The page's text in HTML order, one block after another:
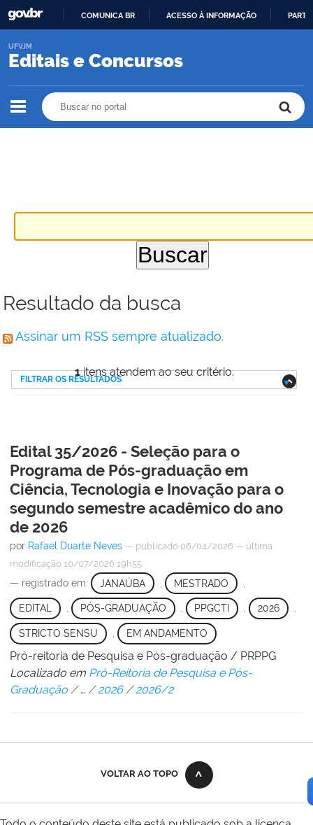
O
COMUNICA BR ACESSO À INFORMAÇÃO
Editais e Concursos
UFVJM
Resultado da busca
Assinar um RSS sempre atualizado.
1itens atendem ao seu critério.
FILTRAR OS RESULTADOS
Edital 35/2026 - Seleção para o
Programa de Pós-graduação em
Ciência, Tecnologia e Inovação para o
segundo semestre acadêmico do ano
de 2026
por Rafael Duarte Neves — publicado 06/04/2026 — última
modificação 10/07/2026 19h55
— registrado em: JANAÚBA MESTRADO
EDITAL , PÓS-GRADUAÇÃO , PPGCTI , 2026 ,
STRICTO SENSU EM ANDAMENTO
Pró-reitoria de Pesquisa e Pós-graduação / PRPPG
Localizado em Pró-Reitoria de Pesquisa e Pós-
Graduação /… /2026 /2026/2
VOLTAR AO TOPO